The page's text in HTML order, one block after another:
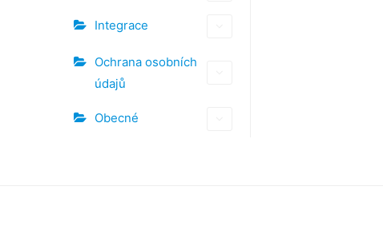
Integrace
Ochrana osobních
údajů
Obecné